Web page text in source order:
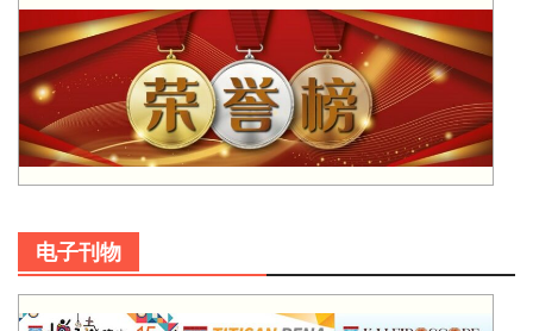
电子刊物